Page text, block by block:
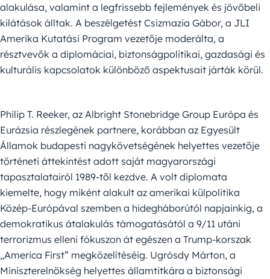
alakulása, valamint a legfrissebb fejlemények és jövőbeli
kilátások álltak. A beszélgetést Csizmazia Gábor, a JLI
Amerika Kutatási Program vezetője moderálta, a
résztvevők a diplomáciai, biztonságpolitikai, gazdasági és
kulturális kapcsolatok különböző aspektusait járták körül.
Philip T. Reeker, az Albright Stonebridge Group Európa és
Eurázsia részlegének partnere, korábban az Egyesült
Államok budapesti nagykövetségének helyettes vezetője
történeti áttekintést adott saját magyarországi
tapasztalatairól 1989-től kezdve. A volt diplomata
kiemelte, hogy miként alakult az amerikai külpolitika
Közép-Európával szemben a hidegháborútól napjainkig, a
demokratikus átalakulás támogatásától a 9/11 utáni
terrorizmus elleni fókuszon át egészen a Trump-korszak
„America First” megközelítéséig. Ugrósdy Márton, a
Miniszterelnökség helyettes államtitkára a biztonsági